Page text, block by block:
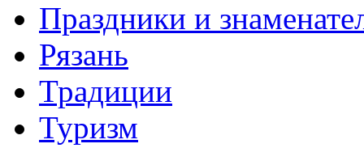
Праздники и
Рязань
Традиции
Туризм